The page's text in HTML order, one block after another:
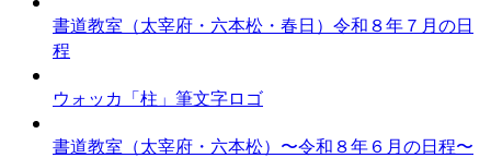
書道教室（太宰府・六本松・春日）令和８年７月の日
程
ウォッカ「柱」筆文字ロゴ
書道教室（太宰府・六本松）〜令和８年６月の日程〜